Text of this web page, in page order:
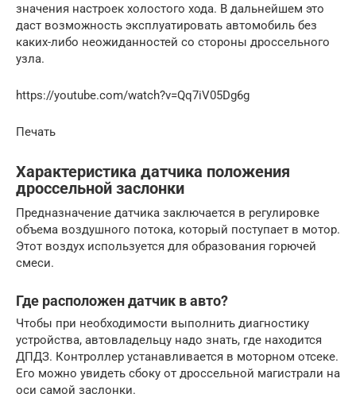
значения настроек холостого хода. В дальнейшем это
даст возможность эксплуатировать автомобиль без
каких-либо неожиданностей со стороны дроссельного
узла.
https://youtube.com/watch?v=Qq7iV05Dg6g
Печать
Характеристика датчика положения
дроссельной заслонки
Предназначение датчика заключается в регулировке
объема воздушного потока, который поступает в мотор.
Этот воздух используется для образования горючей
смеси.
Где расположен датчик в авто?
Чтобы при необходимости выполнить диагностику
устройства, автовладельцу надо знать, где находится
ДПДЗ. Контроллер устанавливается в моторном отсеке.
Его можно увидеть сбоку от дроссельной магистрали на
оси самой заслонки.